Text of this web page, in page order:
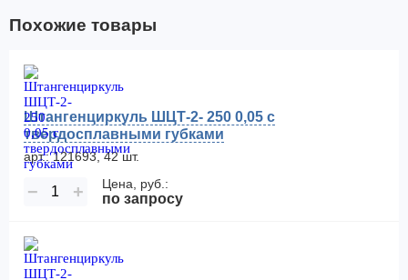
Похожие товары
Штангенциркуль ШЦТ-2- 250 0,05 с
твердосплавными губками
арт.: 121693, 42 шт.
− + Цена, руб.:
по запросу